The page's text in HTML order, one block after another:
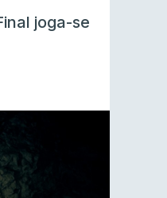
joga-se